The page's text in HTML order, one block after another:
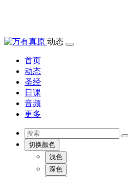
动态
首页
动态
圣经
日课
音频
更多
切换颜色
浅色
深色